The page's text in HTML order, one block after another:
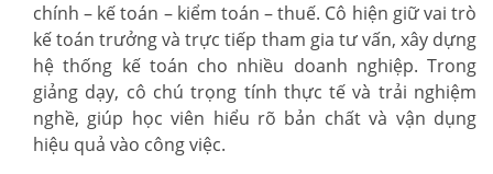
chính – kế toán – kiểm toán – thuế. Cô hiện giữ vai trò
kế toán trưởng và trực tiếp tham gia tư vấn, xây dựng
hệ thống kế toán cho nhiều doanh nghiệp. Trong
giảng dạy, cô chú trọng tính thực tế và trải nghiệm
nghề, giúp học viên hiểu rõ bản chất và vận dụng
hiệu quả vào công việc.